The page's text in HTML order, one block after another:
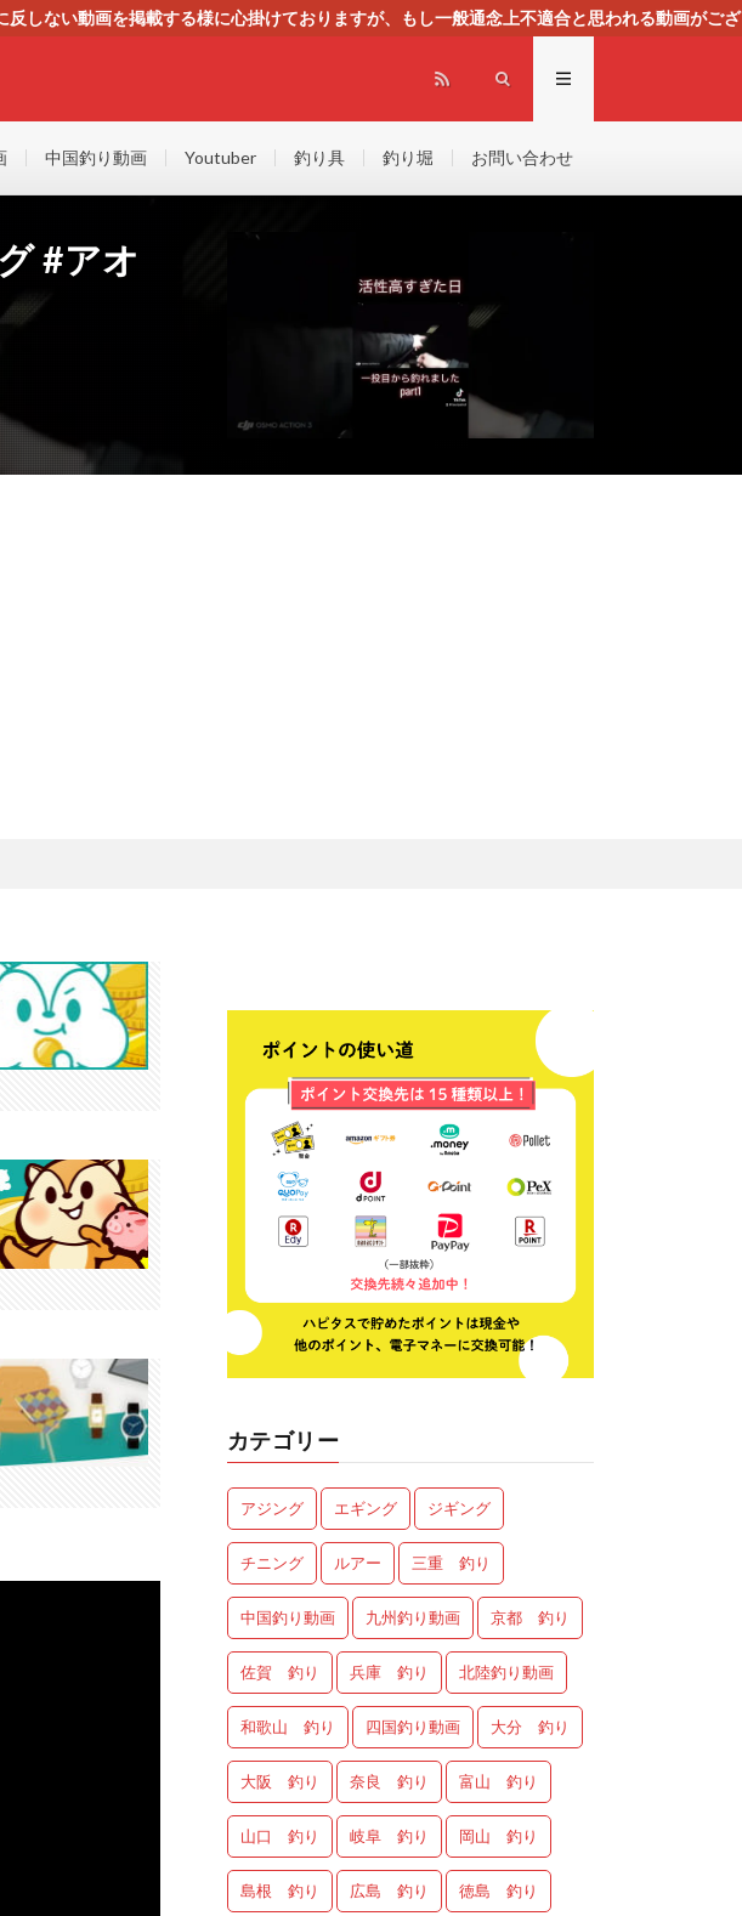
しない動画を掲載する様に心掛けておりますが、もし一般通念上不適合と思われる動画がござ
中国釣り動画 Youtuber 釣り具 釣り堀 お問い合わせ
#アオ
カテゴリー
アジング エギング ジギング
チニング ルアー 三重 釣り
中国釣り動画 九州釣り動画 京都 釣り
佐賀 釣り 兵庫 釣り 北陸釣り動画
和歌山 釣り 四国釣り動画 大分 釣り
大阪 釣り 奈良 釣り 富山 釣り
山口 釣り 岐阜 釣り 岡山 釣り
島根 釣り 広島 釣り 徳島 釣り